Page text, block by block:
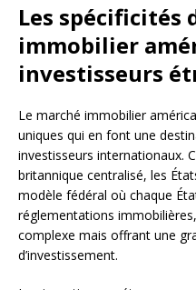
Les spécificités
immobilier
investisseurs
Le marché immobilier
uniques qui en font une
investisseurs internationaux.
britannique centralisé, les
modèle fédéral où chaque
réglementations
complexe mais offrant une
d’investissement.